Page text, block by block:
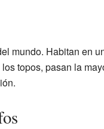
mundo. Habitan en
topos, pasan la